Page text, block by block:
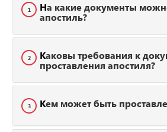
1
На какие документы можно ставить
апостиль?
2
Каковы требования к документам для
проставления апостиля?
3 Кем может быть